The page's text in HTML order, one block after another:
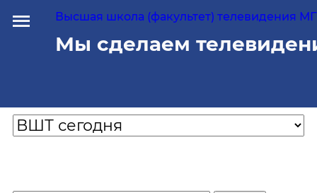
Высшая школа (факультет) телевидения
Мы сделаем